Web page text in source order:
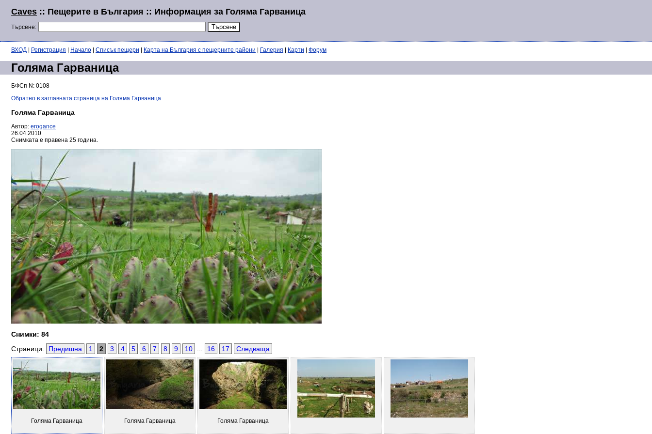
Caves :: Пещерите в България :: Информация за Голяма Гарваница
Търсене:
ВХОД Регистрация Начало Списък пещери Карта на България с пещерните райони Галерия Карти Форум
Голяма Гарваница
БФСп N: 0108
Обратно в заглавната страница на Голяма Гарваница
Голяма Гарваница
Автор: erogance
26.04.2010
Снимката е правена 25 година.
Снимки: 84
Страници:
Предишна 1 2 3 4 5 6 7 8 9 10 16 17 Следваща
Голяма Гарваница Голяма Гарваница Голяма Гарваница